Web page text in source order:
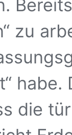
zu
die